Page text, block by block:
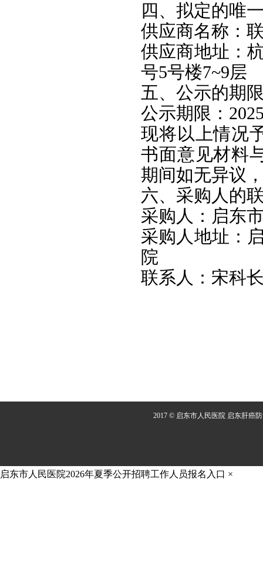
四、拟定的唯
供应商名称：
供应商地址：
号5号楼7~9层
五、公示的期
公示期限：
现将以上情况
书面意见材料
期间如无异议
六、采购人的
采购人：启东
采购人地址：
院
联系人：宋科
2017 © 启东市人民医院 启东肝癌
启东市人民医院2026年夏季公开招聘工作人员报名入口 ×